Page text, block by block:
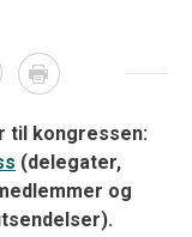
til kongressen:
(delegater,
og